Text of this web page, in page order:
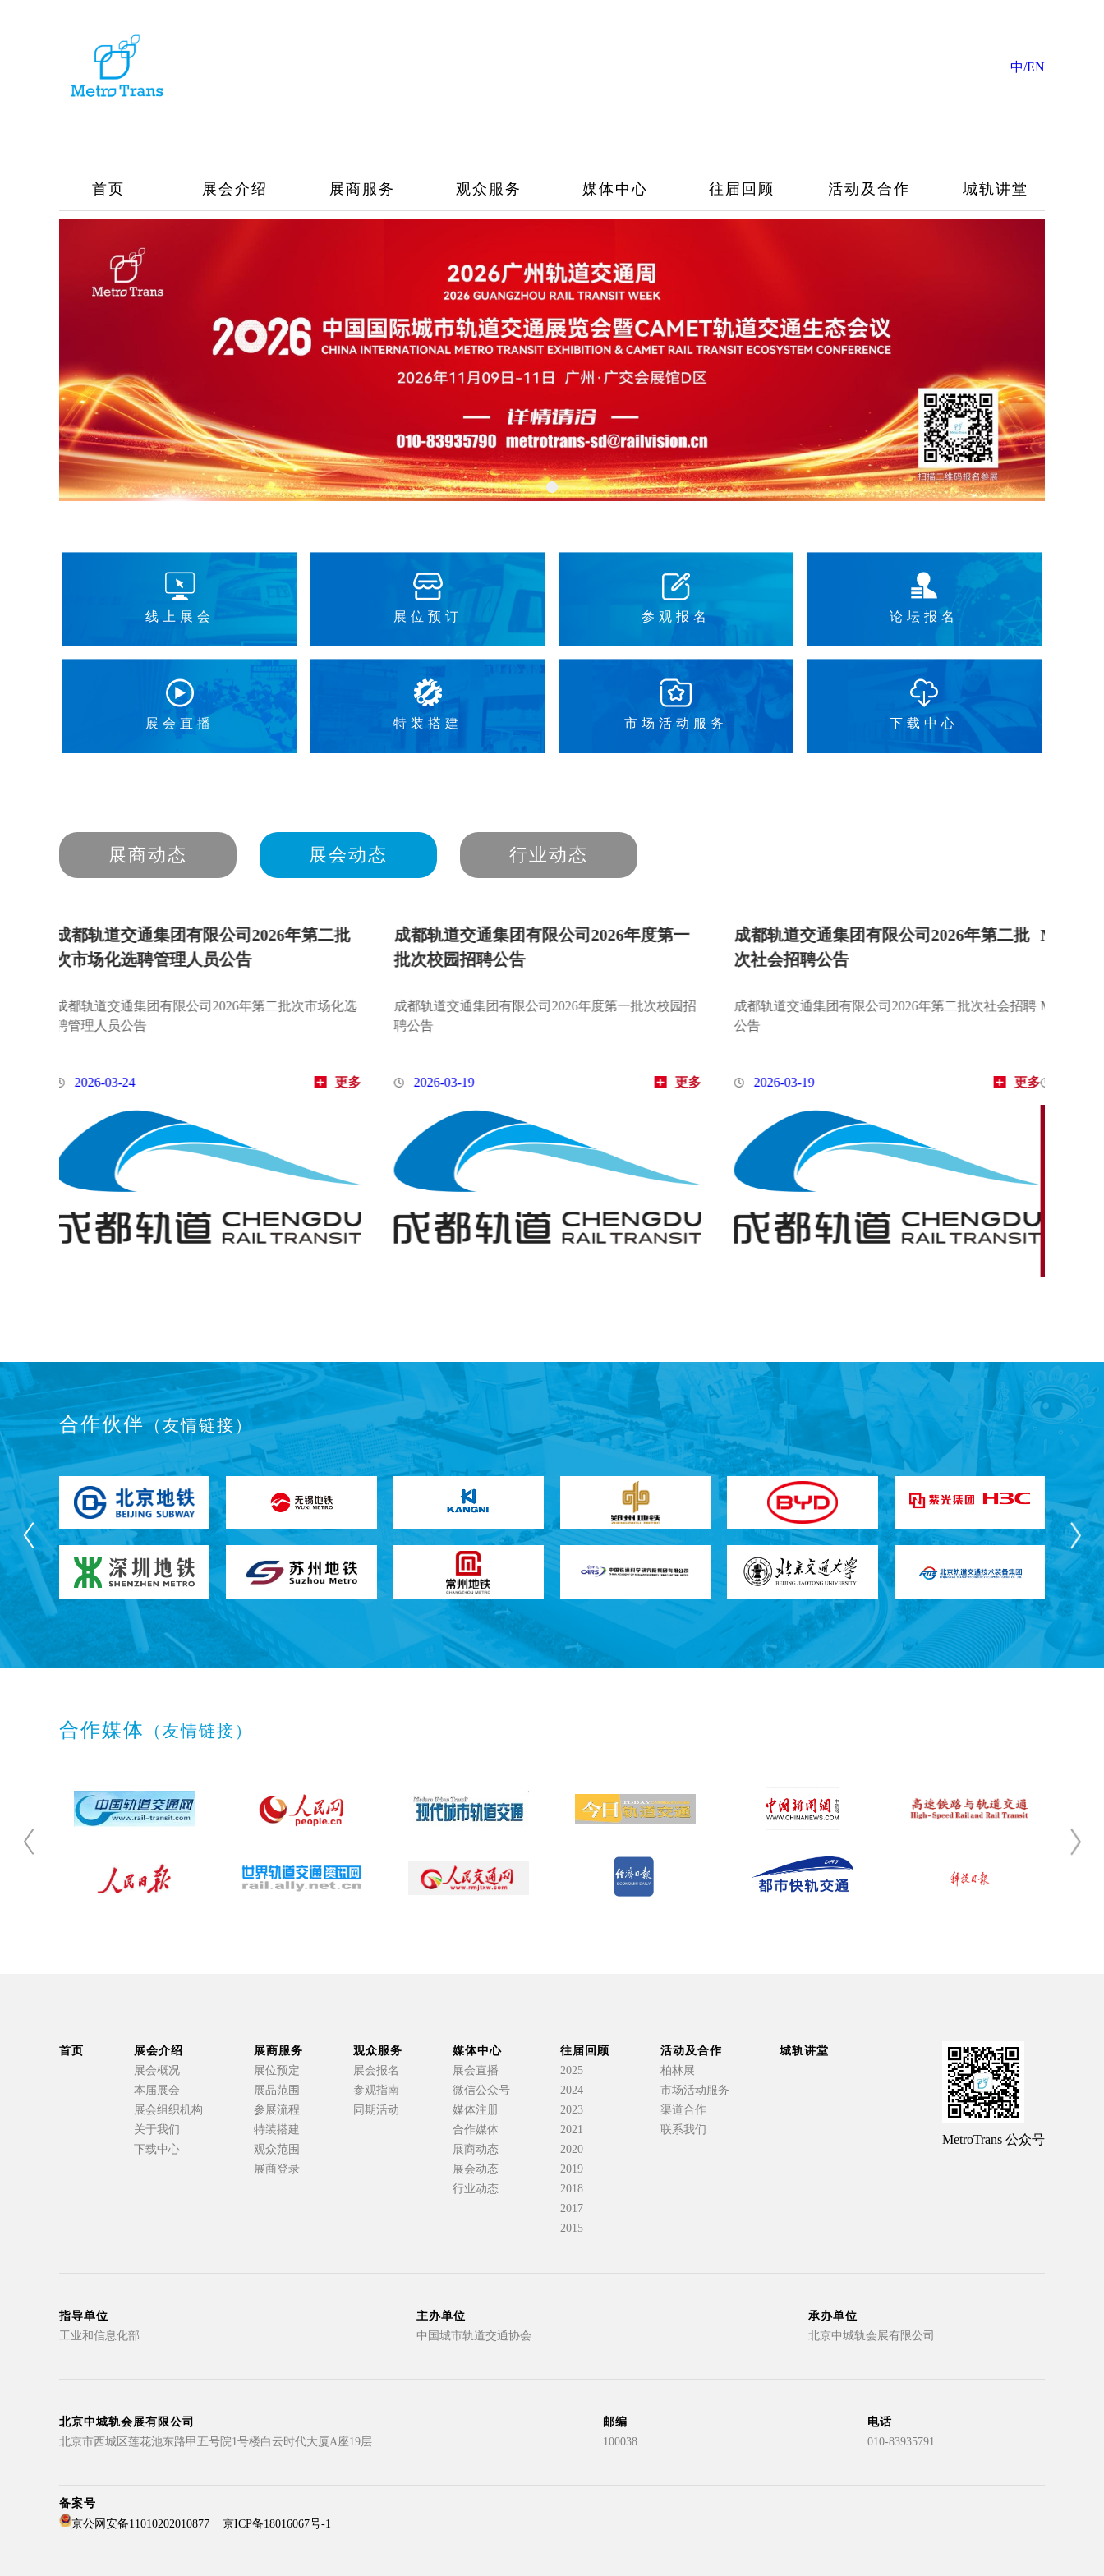
中/EN
首页 展会介绍 展商服务 观众服务 媒体中心 往届回顾 活动及合作 城轨讲堂
线上展会 展位预订 参观报名 论坛报名
展会直播 特装搭建 市场活动服务 下载中心
展商动态 展会动态 行业动态
通集团有限公司2026年度第一
聘公告
集团有限公司2026年度第一批次校园招
成都轨道交通集团有限公司2026年第二批
成都轨道交通集团有限公司2026年第二批次社会招聘
2026-03-19
MetroTrans推荐丨城轨前沿科技抢“鲜”看
MetroTrans推荐丨城轨前沿科技抢“鲜”看（七）
2026-07-27
MetroTrans推荐丨城轨
MetroTrans推荐丨城轨前沿科技
2026-06-22
合作伙伴 （友情链接）
合作媒体 （友情链接）
首页
展会介绍
展会概况
本届展会
展会组织机构
关于我们
下载中心
展商服务
展位预定
展品范围
参展流程
特装搭建
观众范围
展商登录
观众服务
展会报名
参观指南
同期活动
媒体中心
展会直播
微信公众号
媒体注册
合作媒体
展商动态
展会动态
行业动态
往届回顾
2025
2024
2023
2021
2020
2019
2018
2017
2015
活动及合作
柏林展
市场活动服务
渠道合作
联系我们
城轨讲堂
MetroTrans 公众号
指导单位
工业和信息化部
主办单位
中国城市轨道交通协会
承办单位
北京中城轨会展有限公司
北京中城轨会展有限公司
北京市西城区莲花池东路甲五号院1号楼白云时代大厦A座19层
邮编
100038
电话
010-83935791
备案号
京公网安备11010202010877
京ICP备18016067号-1